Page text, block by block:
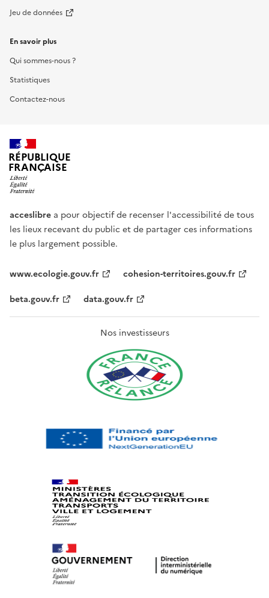
Jeu de données
En savoir plus
Qui sommes-nous ?
Statistiques
Contactez-nous
RÉPUBLIQUE
FRANÇAISE
acceslibre a pour objectif de recenser l'accessibilité de tous
les lieux recevant du public et de partager ces informations
le plus largement possible.
www.ecologie.gouv.fr
cohesion-territoires.gouv.fr
beta.gouv.fr
data.gouv.fr
Nos investisseurs